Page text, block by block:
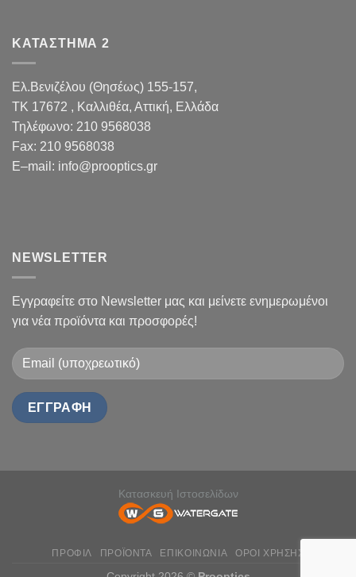
ΚΑΤΑΣΤΗΜΑ 2
Ελ.Βενιζέλου (Θησέως) 155-157,
TK 17672 , Καλλιθέα, Αττική, Ελλάδα
Τηλέφωνο: 210 9568038
Fax: 210 9568038
E–mail : info@prooptics.gr
NEWSLETTER
Εγγραφείτε στο Newsletter μας και μείνετε ενημερωμένοι
για νέα προϊόντα και προσφορές!
Κατασκευή Ιστοσελίδων
ΠΡΟΦΙΛ ΠΡΟΪΟΝΤΑ ΕΠΙΚΟΙΝΩΝΙΑ ΟΡΟΙ ΧΡΗΣΗΣ